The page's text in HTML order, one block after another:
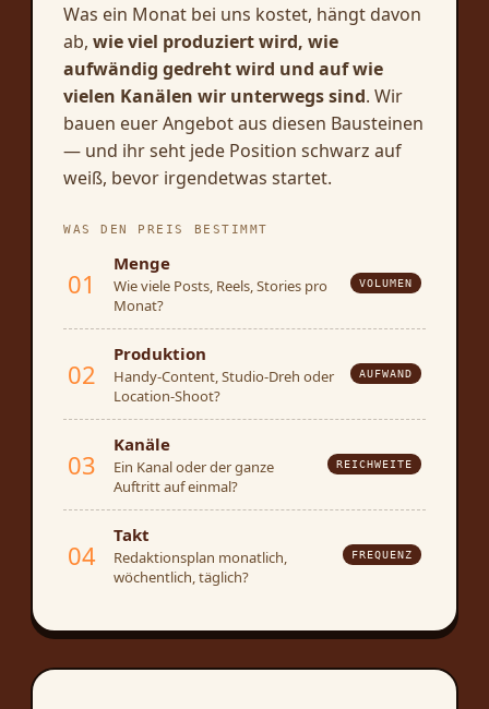
Was ein Monat bei uns kostet, hängt davon
ab, wie viel produziert wird, wie
aufwändig gedreht wird und auf wie
vielen Kanälen wir unterwegs sind. Wir
bauen euer Angebot aus diesen Bausteinen
— und ihr seht jede Position schwarz auf
weiß, bevor irgendetwas startet.
WAS DEN PREIS BESTIMMT
01
Menge
Wie viele Posts, Reels, Stories pro
Monat?
VOLUMEN
02
Produktion
Handy-Content, Studio-Dreh oder
Location-Shoot?
AUFWAND
03
Kanäle
Ein Kanal oder der ganze
Auftritt auf einmal?
REICHWEITE
04
Takt
Redaktionsplan monatlich,
wöchentlich, täglich?
FREQUENZ